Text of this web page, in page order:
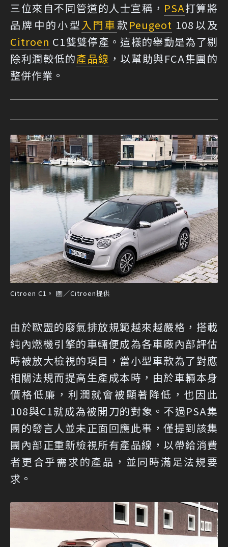
三位來自不同管道的人士宣稱， PSA打算將
品牌中的小型入門車款Peugeot 108以及
Citroen C1雙雙停產。這樣的舉動是為了剔
除利潤較低的產品線 ，以幫助與FCA集團的
整併作業。
Citroen C1。 圖／Citroen提供
由於歐盟的廢氣排放規範越來越嚴格，搭載
純內燃機引擎的車輛便成為各車廠內部評估
時被放大檢視的項目，當小型車款為了對應
相關法規而提高生產成本時，由於車輛本身
價格低廉，利潤就會被顯著降低，也因此
108與C1就成為被開刀的對象。不過PSA集
團的發言人並未正面回應此事，僅提到該集
團內部正重新檢視所有產品線，以帶給消費
者更合乎需求的產品，並同時滿足法規要
求。